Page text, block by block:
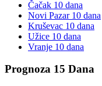
Čačak 10 dana
Novi Pazar10 dana
Kruševac 10 dana
Užice 10 dana
Vranje 10 dana
Prognoza 15 Dana